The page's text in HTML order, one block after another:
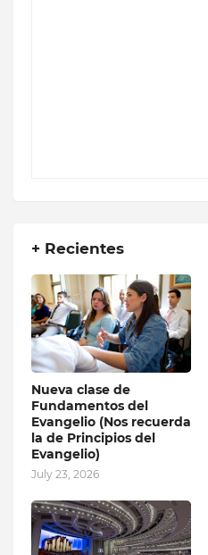
+ Recientes
Nueva clase de
Fundamentos del
Evangelio (Nos recuerda
la de Principios del
Evangelio)
July 23, 2026